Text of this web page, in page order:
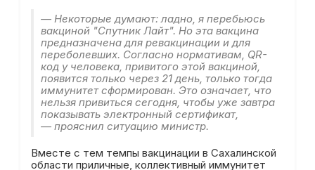
— Некоторые думают: ладно, я перебьюсь
вакциной "Спутник Лайт". Но эта вакцина
предназначена для ревакцинации и для
переболевших. Согласно нормативам, QR-
код у человека, привитого этой вакциной,
появится только через 21 день, только тогда
иммунитет сформирован. Это означает, что
нельзя привиться сегодня, чтобы уже завтра
показывать электронный сертификат,
— прояснил ситуацию министр.
Вместе с тем темпы вакцинации в Сахалинской
области приличные, коллективный иммунитет